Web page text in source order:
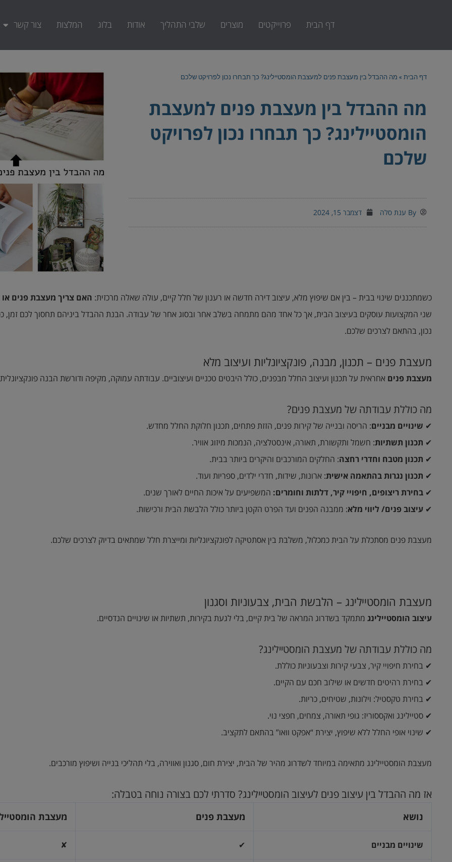
דף הבית פרוייקטים מוצרים שלבי התהליך אודות בלוג המלצות צור קשר
דף הבית » מה ההבדל בין מעצבת פנים למעצבת הומסטיילינג? כך תבחרו נכון לפרויקט שלכם
מה ההבדל בין מעצבת פנים למעצבת
הומסטיילינג? כך תבחרו נכון לפרויקט
שלכם
By ענת סלה דצמבר 15, 2024
כשמתכננים שינוי בבית – בין אם שיפוץ מלא, עיצוב דירה חדשה או רענון של חלל קיים, עולה שאלה מרכזית: האם צריך מעצבת פנים או
שני המקצועות עוסקים בעיצוב הבית, אך כל אחד מהם מתמחה בשלב אחר ובסוג אחר של עבודה. הבנת ההבדל ביניהם תחסוך לכם זמן,
נכון, בהתאם לצרכים שלכם.
מעצבת פנים – תכנון, מבנה, פונקציונליות ועיצוב מלא
מעצבת פנים אחראית על תכנון ועיצוב החלל מבפנים, כולל היבטים טכניים ועיצוביים. עבודתה עמוקה, מקיפה ודורשת הבנה
מה כוללת עבודתה של מעצבת פנים?
✔ שינויים מבניים: הריסה ובנייה של קירות פנים, הזזת פתחים, תכנון חלוקת החלל מחדש.
✔ תכנון תשתיות: חשמל ותקשורת, תאורה, אינסטלציה, הנמכות מיזוג אוויר.
✔ תכנון מטבח וחדרי רחצה: החלקים המורכבים והיקרים ביותר בבית.
✔ תכנון נגרות בהתאמה אישית: ארונות, שידות, חדרי ילדים, ספריות ועוד.
✔ בחירת ריצופים, חיפויי קיר, דלתות וחומרים: המשפיעים על איכות החיים לאורך שנים.
✔ עיצוב פנים/ ליווי מלא: ממבנה הפנים ועד הפרט הקטן ביותר כולל הלבשת הבית ורכישות.
מעצבת פנים מסתכלת על הבית כמכלול, משלבת בין אסתטיקה לפונקציונליות ומייצרת חלל שמתאים בדיוק לצרכים שלכם.
מעצבת הומסטיילינג – הלבשת הבית, צבעוניות וסגנון
עיצוב הומסטיילינג מתמקד בשדרוג המראה של בית קיים, בלי לגעת בקירות, תשתיות או שינויים הנדסיים.
מה כוללת עבודתה של מעצבת הומסטיילינג?
✔ בחירת חיפויי קיר, צבעי קירות וצבעוניות כוללת.
✔ בחירת רהיטים חדשים או שילוב חכם עם הקיים.
✔ בחירת טקסטיל: וילונות, שטיחים, כריות.
✔ סטיילינג ואקססוריז: גופי תאורה, צמחים, חפצי נוי.
✔ שינוי אופי החלל ללא שיפוץ, יצירת “אפקט וואו” בהתאם לתקציב.
מעצבת הומסטיילינג מתאימה במיוחד לשדרוג מהיר של הבית, יצירת חום, סגנון ואווירה, בלי תהליכי בנייה ושיפוץ מורכבים.
אז מה ההבדל בין עיצוב פנים לעיצוב הומסטיילינג? סדרתי לכם בצורה נוחה בטבלה:
נושא מעצבת פנים מעצבת
שינויים מבניים ✔
✘